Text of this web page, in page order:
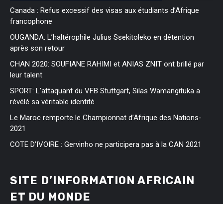
Canada : Refus excessif des visas aux étudiants d’Afrique
francophone
OUGANDA: L’haltérophile Julius Ssekitoleko en détention
après son retour
CHAN 2020: SOUFIANE RAHIMI et ANIAS ZNIT ont brillé par
leur talent
SPORT: L’attaquant du VFB Stuttgart, Silas Wamangituka a
révélé sa véritable identité
Le Maroc remporte le Championnat d’Afrique des Nations-
2021
COTE D’IVOIRE : Gervinho ne participera pas à la CAN 2021
SITE D’INFORMATION AFRICAIN
ET DU MONDE